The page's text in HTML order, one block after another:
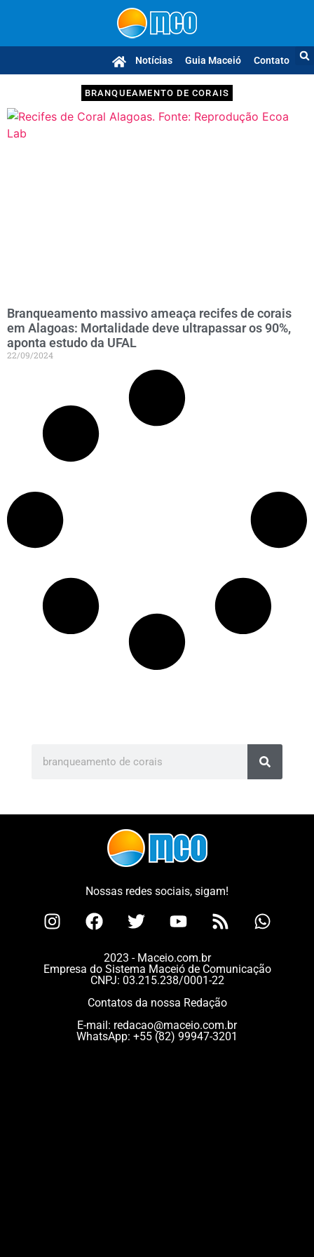
Notícias Guia Maceió Contato
BRANQUEAMENTO DE CORAIS
Branqueamento massivo ameaça recifes de corais
em Alagoas: Mortalidade deve ultrapassar os 90%,
aponta estudo da UFAL
22/09/2024
Nossas redes sociais, sigam!
2023 - Maceio.com.br
Empresa do Sistema Maceió de Comunicação
CNPJ: 03.215.238/0001-22
Contatos da nossa Redação
E-mail: redacao@maceio.com.br
WhatsApp: +55 (82) 99947-3201